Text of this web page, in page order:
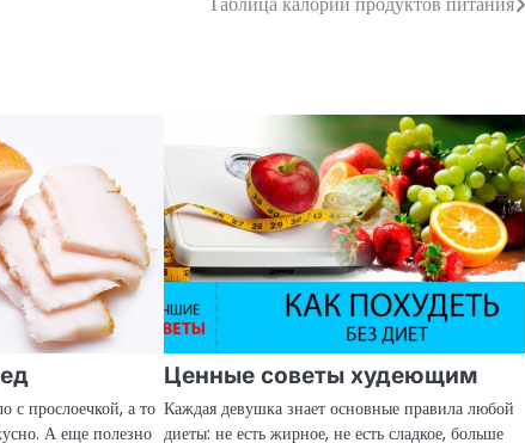
с прослоечкой, а то
А еще полезно
Ценные советы худеющим
Каждая девушка знает основные правила любой
диеты: не есть жирное, не есть сладкое, больше